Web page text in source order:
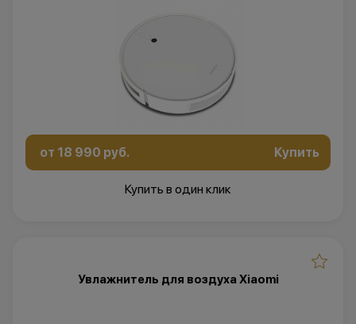
от 18 990 руб. Купить
Купить в один клик
Увлажнитель для воздуха Xiaomi